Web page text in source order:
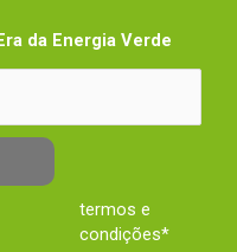
da Energia Verde
termos e
condições*